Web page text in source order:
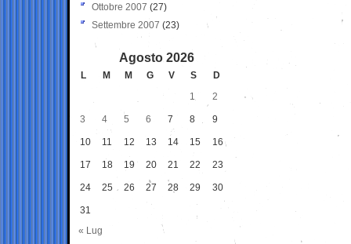
Ottobre 2007 (27)
Settembre 2007 (23)
Agosto 2026
L M M G V S
D
1
2
3 4 5 6 7 8 9
10 11 12 13 14 15 16
17 18 19 20 21 22 23
24 25 26 27 28 29 30
31
« Lug